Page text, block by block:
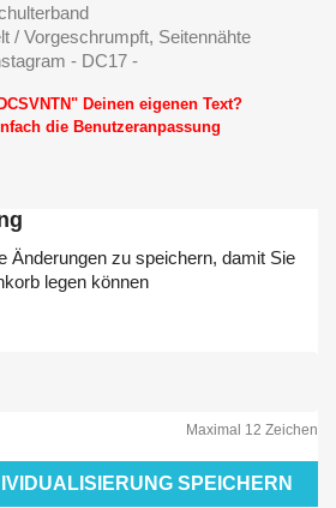
/ Vorgeschrumpft, Seitennähte
- DC17 -
Deinen eigenen Text?
die Benutzeranpassung
Änderungen zu speichern, damit Sie
legen können
Maximal 12 Zeichen
SPEICHERN